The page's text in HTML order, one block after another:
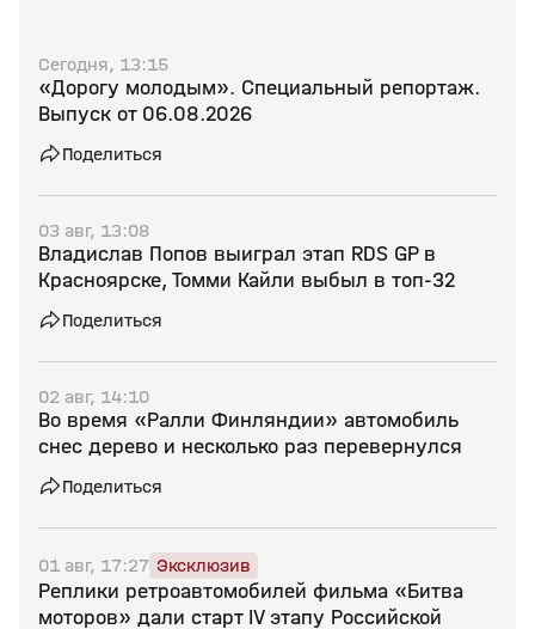
Сегодня, 13:15
«Дорогу молодым». Специальный репортаж.
Выпуск от 06.08.2026
Поделиться
03 авг, 13:08
Владислав Попов выиграл этап RDS GP в
Красноярске, Томми Кайли выбыл в топ-32
Поделиться
02 авг, 14:10
Во время «Ралли Финляндии» автомобиль
снес дерево и несколько раз перевернулся
Поделиться
01 авг, 17:27 Эксклюзив
Реплики ретроавтомобилей фильма «Битва
моторов» дали старт IV этапу Российской